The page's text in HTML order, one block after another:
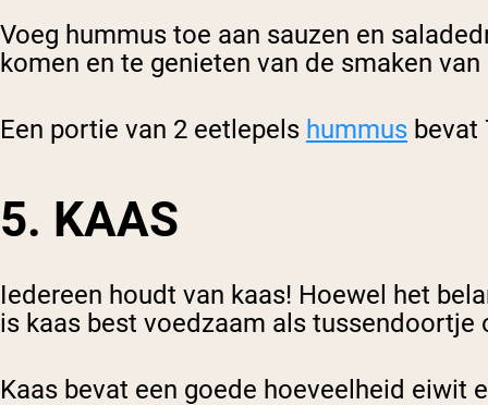
Voeg hummus toe aan sauzen en
komen en te genieten van de smaken
Een portie van 2 eetlepels hummus bevat
5. KAAS
Iedereen houdt van kaas! Hoewel het
is kaas best voedzaam als
Kaas bevat een goede hoeveelheid